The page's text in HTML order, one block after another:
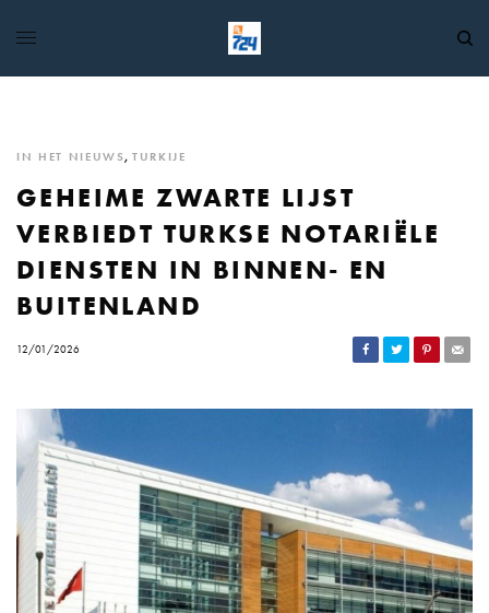
IN HET NIEUWS, TURKIJE
GEHEIME ZWARTE LIJST
VERBIEDT TURKSE NOTARIËLE
DIENSTEN IN BINNEN- EN
BUITENLAND
12/01/2026